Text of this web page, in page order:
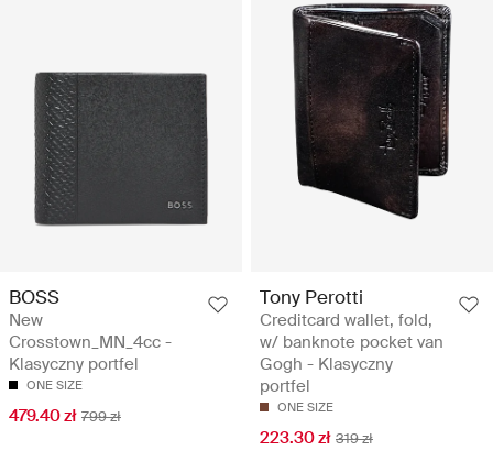
BOSS
New
Crosstown_MN_4cc -
Klasyczny portfel
ONE SIZE
479.40 zł 799 zł
Tony Perotti
Creditcard wallet, fold,
w/ banknote pocket van
Gogh - Klasyczny
portfel
ONE SIZE
223.30 zł 319 zł